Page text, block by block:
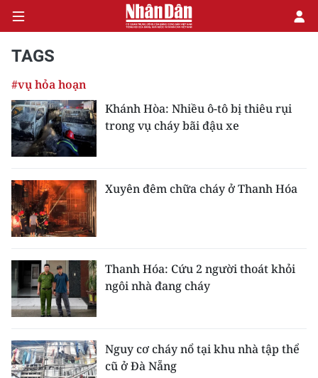
CHÍNH TRỊ
KINH TẾ
XÃ HỘI
PHÁP LUẬT
DU LỊCH
THẾ GIỚI
GIÁO DỤC
TAGS
#vụ hỏa hoạn
Khánh Hòa: Nhiều ô-tô bị thiêu rụi
trong vụ cháy bãi đậu xe
Xuyên đêm chữa cháy ở Thanh Hóa
Thanh Hóa: Cứu 2 người thoát khỏi
ngôi nhà đang cháy
Nguy cơ cháy nổ tại khu nhà tập thể
cũ ở Đà Nẵng